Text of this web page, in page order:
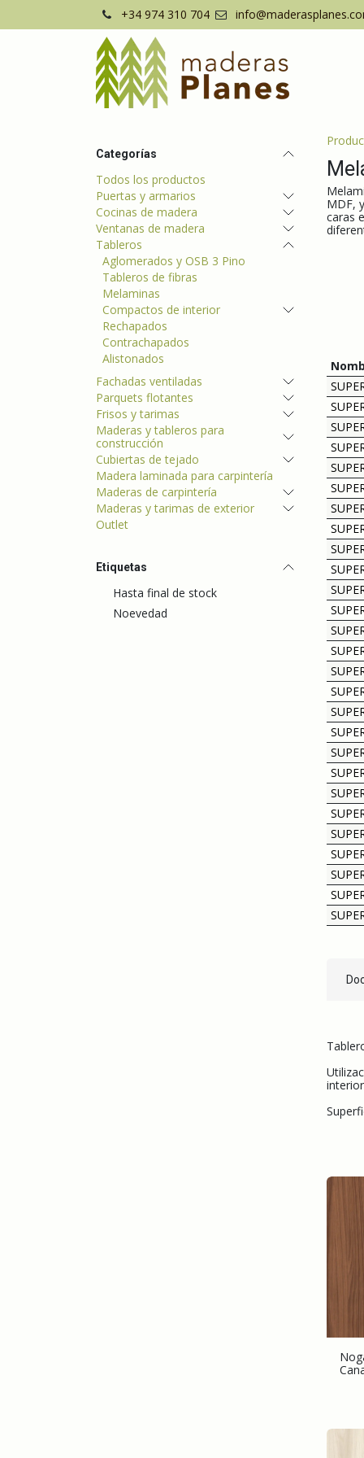
+34 974 310 704
Categorías
Todos los productos
Puertas y armarios
Cocinas de madera
Ventanas de madera
Tableros
Aglomerados y OSB 3 Pino
Tableros de fibras
Melaminas
Compactos de interior
Rechapados
Contrachapados
Alistonados
Fachadas ventiladas
Parquets flotantes
Frisos y tarimas
Maderas y tableros para
construcción
Cubiertas de tejado
Madera laminada para carpintería
Maderas de carpintería
Maderas y tarimas de exterior
Outlet
Etiquetas
Hasta final de stock
Noevedad
MDF,
caras